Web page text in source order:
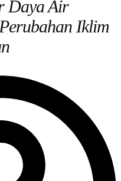
Daya Air
Iklim